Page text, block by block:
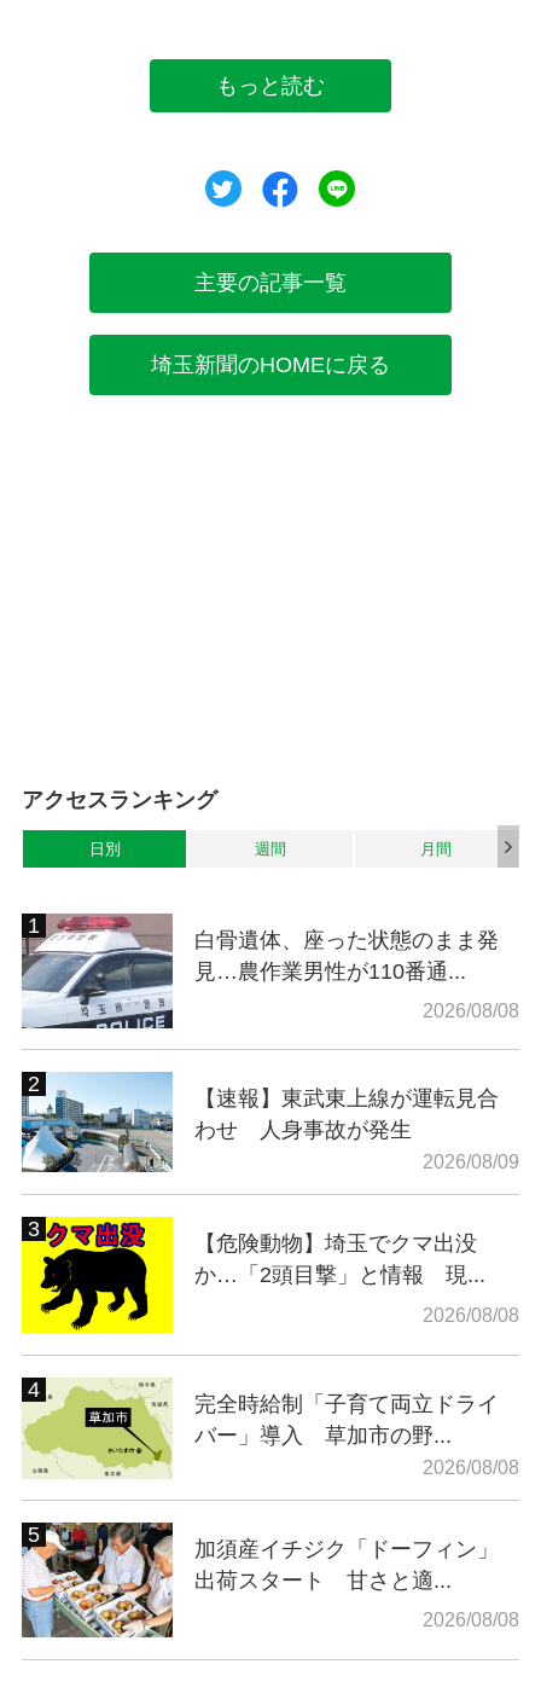
もっと読む
ツイートシェア
主要の記事一覧
埼玉新聞のHOMEに戻る
アクセスランキング
日別 週間 月間
白骨遺体、座った状態のまま発
見…農作業男性が110番通...
2026/08/08
【速報】東武東上線が運転見合
わせ 人身事故が発生
2026/08/09
【危険動物】埼玉でクマ出没
か…「2頭目撃」と情報 現...
2026/08/08
完全時給制「子育て両立ドライ
バー」導入 草加市の野...
2026/08/08
加須産イチジク「ドーフィン」
出荷スタート 甘さと適...
2026/08/08